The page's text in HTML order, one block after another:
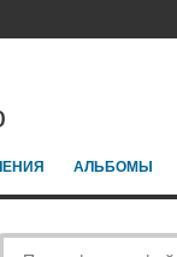
АЛЬБОМЫ